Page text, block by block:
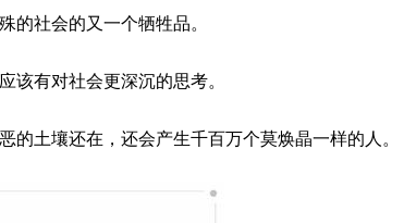
的社会的又一个牺牲品。
该有对社会更深沉的思考。
土壤还在，还会产生千百万个莫焕晶一样的人。